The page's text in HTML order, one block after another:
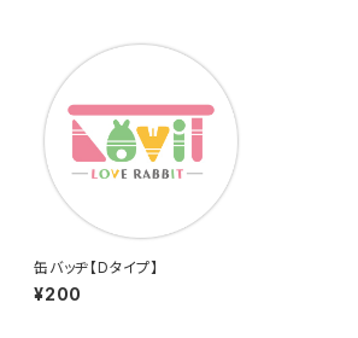
缶バッヂ【Dタイプ】
¥200